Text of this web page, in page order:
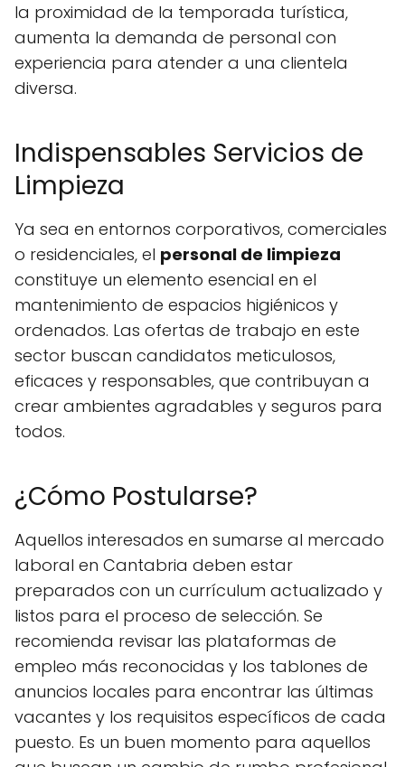
la proximidad de la temporada turística,
aumenta la demanda de personal con
experiencia para atender a una clientela
diversa.
Indispensables Servicios de
Limpieza
Ya sea en entornos corporativos, comerciales
o residenciales, el personal de limpieza
constituye un elemento esencial en el
mantenimiento de espacios higiénicos y
ordenados. Las ofertas de trabajo en este
sector buscan candidatos meticulosos,
eficaces y responsables, que contribuyan a
crear ambientes agradables y seguros para
todos.
¿Cómo Postularse?
Aquellos interesados en sumarse al mercado
laboral en Cantabria deben estar
preparados con un currículum actualizado y
listos para el proceso de selección. Se
recomienda revisar las plataformas de
empleo más reconocidas y los tablones de
anuncios locales para encontrar las últimas
vacantes y los requisitos específicos de cada
puesto. Es un buen momento para aquellos